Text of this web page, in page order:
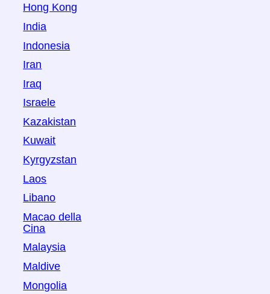
Hong Kong
India
Indonesia
Iran
Iraq
Israele
Kazakistan
Kuwait
Kyrgyzstan
Laos
Libano
Macao della
Cina
Malaysia
Maldive
Mongolia